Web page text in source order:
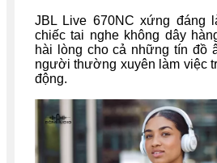
JBL Live 670NC xứng đáng
chiếc tai nghe không dây
hài lòng cho cả những tín đồ
người thường xuyên làm việc
động.